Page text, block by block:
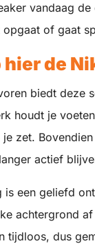
vandaag
of gaat
hier de
biedt deze
houdt je
zet.
actief
is een geliefd
achtergrond
tijdloos, dus